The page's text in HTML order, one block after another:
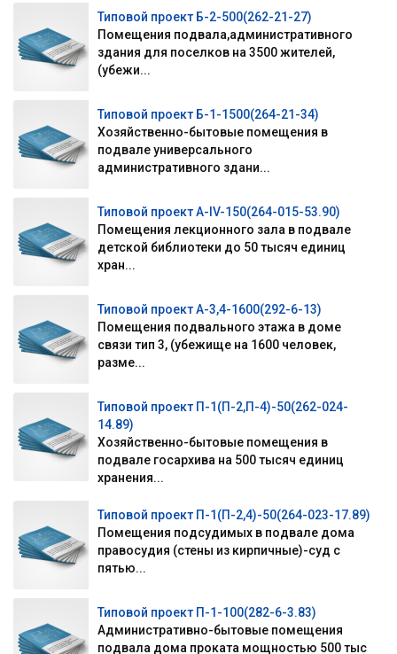
Типовой проект Б-2-500(262-21-27)
Помещения подвала,административного
здания для поселков на 3500 жителей,
(убежи...
Типовой проект Б-1-1500(264-21-34)
Хозяйственно-бытовые помещения в
подвале универсального
административного здани...
Типовой проект А-IV-150(264-015-53.90)
Помещения лекционного зала в подвале
детской библиотеки до 50 тысяч единиц
хран...
Типовой проект А-3,4-1600(292-6-13)
Помещения подвального этажа в доме
связи тип 3, (убежище на 1600 человек,
разме...
Типовой проект П-1(П-2,П-4)-50(262-024-
14.89)
Хозяйственно-бытовые помещения в
подвале госархива на 500 тысяч единиц
хранения...
Типовой проект П-1(П-2,4)-50(264-023-17.89)
Помещения подсудимых в подвале дома
правосудия (стены из кирпичные)-суд с
пятью...
Типовой проект П-1-100(282-6-3.83)
Административно-бытовые помещения
подвала дома проката мощностью 500 тыс